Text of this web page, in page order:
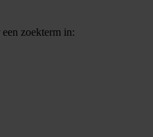
een zoekterm in: